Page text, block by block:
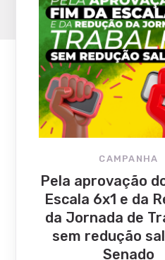
CAMPANHA
Pela aprovação
Escala 6x1 e da
da Jornada de
sem redução
Senado